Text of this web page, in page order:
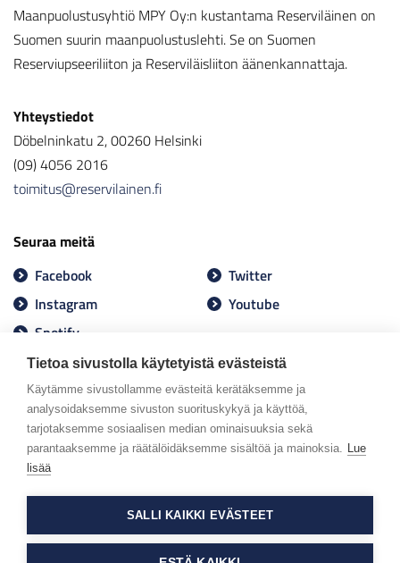
Tietoa sivustolla käytetyistä evästeistä
Käytämme sivustollamme evästeitä kerätäksemme ja
analysoidaksemme sivuston suorituskykyä ja käyttöä,
tarjotaksemme sosiaalisen median ominaisuuksia sekä
parantaaksemme ja räätälöidäksemme sisältöä ja mainoksia. Lue
lisää
SALLI KAIKKI EVÄSTEET
Maanpuolustusyhtiö MPY Oy:n kustantama Reserviläinen on
Suomen suurin maanpuolustuslehti. Se on Suomen
Reserviupseeriliiton ja Reserviläisliiton äänenkannattaja.
Yhteystiedot
Döbelninkatu 2, 00260 Helsinki
(09) 4056 2016
toimitus@reservilainen.fi
Seuraa meitä
Facebook
Twitter
Instagram
Youtube
Spotify